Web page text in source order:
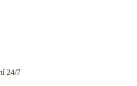
24/7